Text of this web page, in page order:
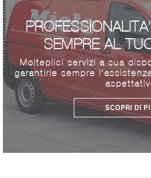
SEMPRE AL
Molteplici servizi a sua
garantirle sempre
SCOPRI DI